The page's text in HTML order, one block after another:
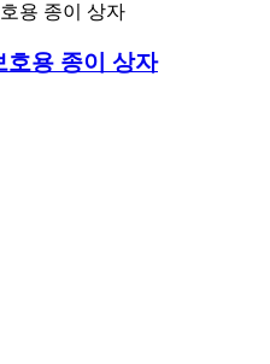
호용 종이 상자